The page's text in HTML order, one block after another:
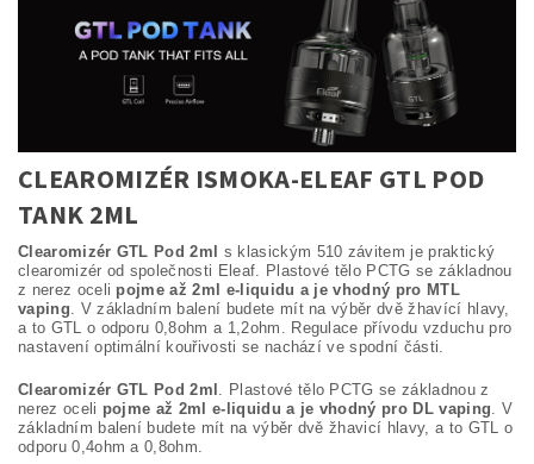
CLEAROMIZÉR ISMOKA-ELEAF GTL POD
TANK 2ML
Clearomizér GTL Pod 2ml
s klasickým 510 závitem je praktický
clearomizér od společnosti Eleaf. Plastové tělo PCTG se základnou
z nerez oceli pojme až 2ml e-liquidu a je vhodný pro MTL
vaping. V základním balení budete mít na výběr dvě žhavící hlavy,
a to GTL o odporu 0,8ohm a 1,2ohm. Regulace přívodu vzduchu pro
nastavení optimální kouřivosti se nachází ve spodní části.
Clearomizér GTL Pod 2ml . Plastové tělo PCTG se základnou z
nerez oceli pojme až 2ml e-liquidu a je vhodný pro DL vaping. V
základním balení budete mít na výběr dvě žhavicí hlavy, a to GTL o
odporu 0,4ohm a 0,8ohm.